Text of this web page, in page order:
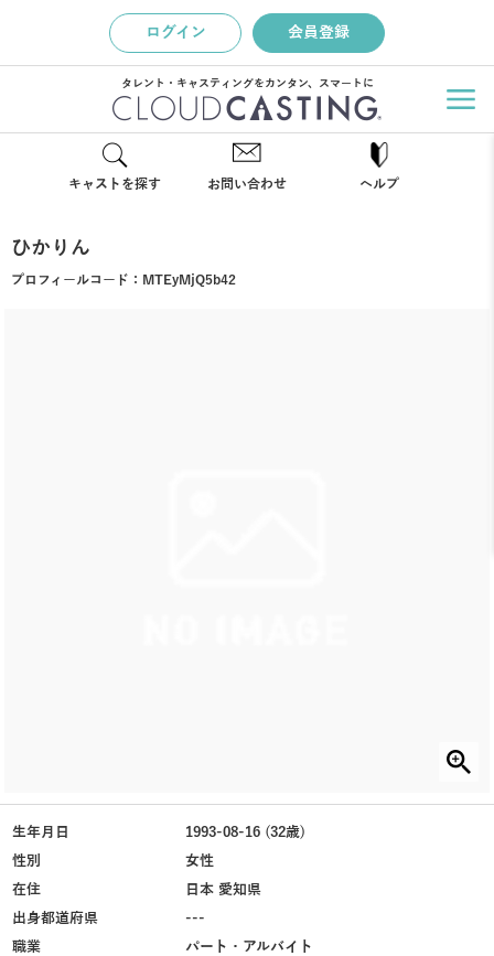
ログイン 会員登録
タレント・キャスティングをカンタン、スマートに
キャストを探す お問い合わせ ヘルプ
ひかりん
プロフィールコード： MTEyMjQ5b42
生年月日
1993-08-16 (32歳)
性別
女性
在住
日本 愛知県
出身都道府県
---
職業
パート・アルバイト